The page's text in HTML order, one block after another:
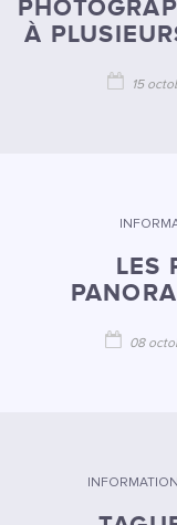
À
15
LES
08